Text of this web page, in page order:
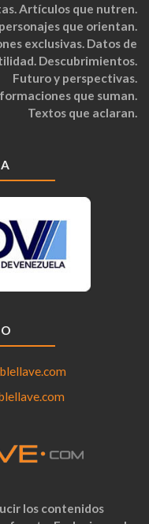
Artículos que nutren.
que orientan.
exclusivas. Datos de
Descubrimientos.
Futuro y perspectivas.
que suman.
Textos que aclaran.
los contenidos